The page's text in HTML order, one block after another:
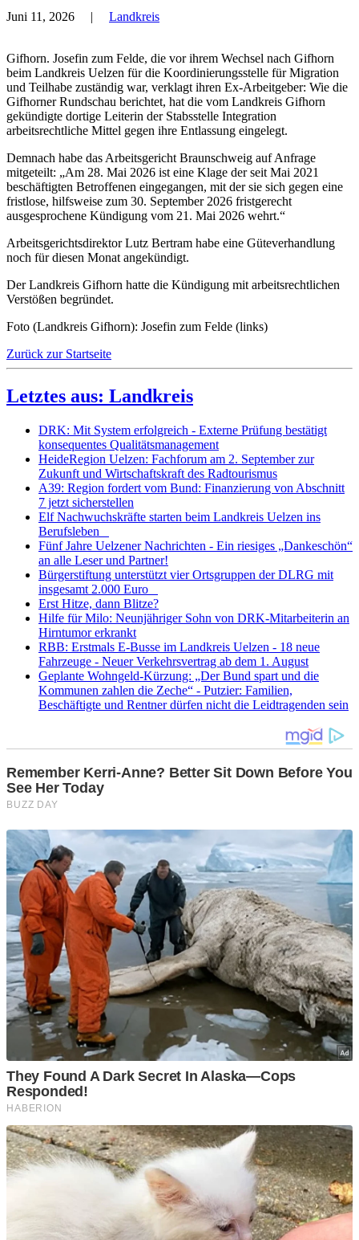
Juni 11, 2026 | Landkreis
Gifhorn. Josefin zum Felde, die vor ihrem Wechsel nach Gifhorn
beim Landkreis Uelzen für die Koordinierungsstelle für Migration
und Teilhabe zuständig war, verklagt ihren Ex-Arbeitgeber: Wie die
Gifhorner Rundschau berichtet, hat die vom Landkreis Gifhorn
gekündigte dortige Leiterin der Stabsstelle Integration
arbeitsrechtliche Mittel gegen ihre Entlassung eingelegt.
Demnach habe das Arbeitsgericht Braunschweig auf Anfrage
mitgeteilt: „Am 28. Mai 2026 ist eine Klage der seit Mai 2021
beschäftigten Betroffenen eingegangen, mit der sie sich gegen eine
fristlose, hilfsweise zum 30. September 2026 fristgerecht
ausgesprochene Kündigung vom 21. Mai 2026 wehrt.“
Arbeitsgerichtsdirektor Lutz Bertram habe eine Güteverhandlung
noch für diesen Monat angekündigt.
Der Landkreis Gifhorn hatte die Kündigung mit arbeitsrechtlichen
Verstößen begründet.
Foto (Landkreis Gifhorn): Josefin zum Felde (links)
Zurück zur Startseite
Letztes aus: Landkreis
DRK: Mit System erfolgreich - Externe Prüfung bestätigt
konsequentes Qualitätsmanagement
HeideRegion Uelzen: Fachforum am 2. September zur
Zukunft und Wirtschaftskraft des Radtourismus
A39: Region fordert vom Bund: Finanzierung von Abschnitt
7 jetzt sicherstellen
Elf Nachwuchskräfte starten beim Landkreis Uelzen ins
Berufsleben
Fünf Jahre Uelzener Nachrichten - Ein riesiges „Dankeschön“
an alle Leser und Partner!
Bürgerstiftung unterstützt vier Ortsgruppen der DLRG mit
insgesamt 2.000 Euro
Erst Hitze, dann Blitze?
Hilfe für Milo: Neunjähriger Sohn von DRK-Mitarbeiterin an
Hirntumor erkrankt
RBB: Erstmals E-Busse im Landkreis Uelzen - 18 neue
Fahrzeuge - Neuer Verkehrsvertrag ab dem 1. August
Geplante Wohngeld-Kürzung: „Der Bund spart und die
Kommunen zahlen die Zeche“ - Putzier: Familien,
Beschäftigte und Rentner dürfen nicht die Leidtragenden sein